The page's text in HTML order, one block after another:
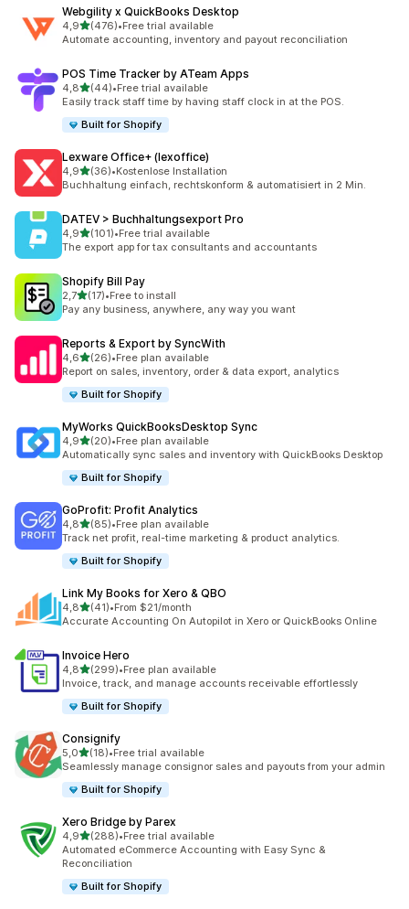
Webgility x QuickBooks Desktop
4,95 yıldız üzerinden
(476)
toplam 476 değerlendirme
•Free trial available
Automate accounting, inventory and payout reconciliation
POS Time Tracker by ATeam Apps
4,85 yıldız üzerinden
(44)
toplam 44 değerlendirme
•Free trial available
Easily track staff time by having staff clock in at the POS.
Built for Shopify
Lexware Office+ (lexoffice)
4,95 yıldız üzerinden
(36)
toplam 36 değerlendirme
•Kostenlose Installation
Buchhaltung einfach, rechtskonform & automatisiert in 2 Min.
DATEV > Buchhaltungsexport Pro
4,95 yıldız üzerinden
(101)
toplam 101 değerlendirme
•Free trial available
The export app for tax consultants and accountants
Shopify Bill Pay
2,75 yıldız üzerinden
(17)
toplam 17 değerlendirme
•Free to install
Pay any business, anywhere, any way you want
Reports & Export by SyncWith
4,65 yıldız üzerinden
(26)
toplam 26 değerlendirme
•Free plan available
Report on sales, inventory, order & data export, analytics
Built for Shopify
MyWorks QuickBooksDesktop Sync
4,95 yıldız üzerinden
(20)
toplam 20 değerlendirme
•Free plan available
Automatically sync sales and inventory with QuickBooks Desktop
Built for Shopify
GoProfit: Profit Analytics
4,85 yıldız üzerinden
(85)
toplam 85 değerlendirme
•Free plan available
Track net profit, real-time marketing & product analytics.
Built for Shopify
Link My Books for Xero & QBO
4,85 yıldız üzerinden
(41)
toplam 41 değerlendirme
•From $21/month
Accurate Accounting On Autopilot in Xero or QuickBooks Online
Invoice Hero
4,85 yıldız üzerinden
(299)
toplam 299 değerlendirme
•Free plan available
Invoice, track, and manage accounts receivable effortlessly
Built for Shopify
Consignify
5,05 yıldız üzerinden
(18)
toplam 18 değerlendirme
•Free trial available
Seamlessly manage consignor sales and payouts from your admin
Built for Shopify
Xero Bridge by Parex
4,95 yıldız üzerinden
(288)
toplam 288 değerlendirme
•Free trial available
Automated eCommerce Accounting with Easy Sync &
Reconciliation
Built for Shopify